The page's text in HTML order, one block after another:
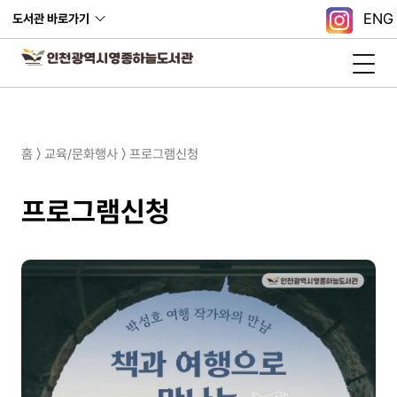
도서관 바로가기 ENG
홈 〉 교육/문화행사 〉 프로그램신청
프로그램신청